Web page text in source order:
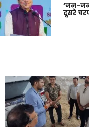
‘जन-
दूसरे